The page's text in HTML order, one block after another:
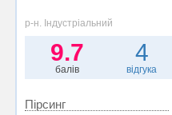
р-н. Індустріальний
9.7
балів
4
відгука
Пірсинг